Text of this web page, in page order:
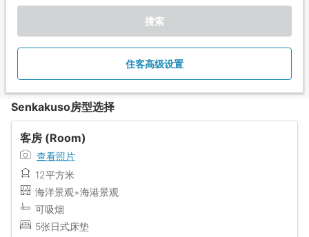
搜索
住客高级设置
Senkakuso房型选择
客房 (Room)
查看照片
12平方米
海洋景观+海港景观
可吸烟
5张日式床垫